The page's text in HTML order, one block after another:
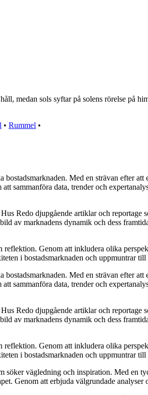
medan sols syftar på solens rörelse på
• Rummel •
Med en strävan efter
sammanföra data, trender och
Redo djupgående artiklar och
av marknadens dynamik och dess
Genom att inkludera olika
i bostadsmarknaden och uppmuntrar
Med en strävan efter
sammanföra data, trender och
Redo djupgående artiklar och
av marknadens dynamik och dess
Genom att inkludera olika
i bostadsmarknaden och uppmuntrar
vägledning och inspiration. Med en
Genom att erbjuda välgrundade